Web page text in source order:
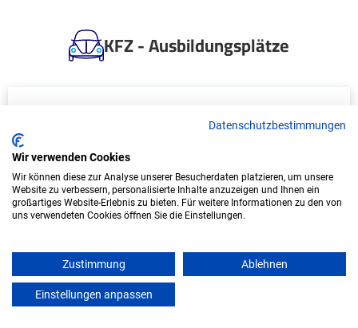
KFZ - Ausbildungsplätze
ALSTOM Transportation Germany GmbH
Bautzen, Sachsen
Datenschutzbestimmungen
Wir verwenden Cookies
Wir können diese zur Analyse unserer Besucherdaten platzieren, um unsere
Website zu verbessern, personalisierte Inhalte anzuzeigen und Ihnen ein
großartiges Website-Erlebnis zu bieten. Für weitere Informationen zu den von
uns verwendeten Cookies öffnen Sie die Einstellungen.
Zustimmung Ablehnen
Einstellungen anpassen